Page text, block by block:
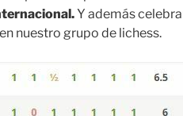
Y además
nuestro grupo de lichess.